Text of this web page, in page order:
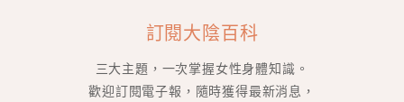
訂閱大陰百科
三大主題，一次掌握女性身體知識。
歡迎訂閱電子報，隨時獲得最新消息，